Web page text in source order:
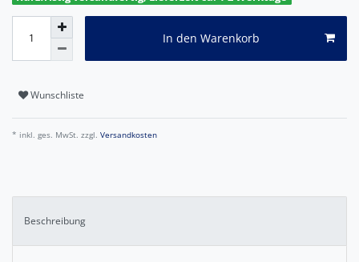
In den Warenkorb
Wunschliste
* inkl. ges. MwSt. zzgl. Versandkosten
Beschreibung